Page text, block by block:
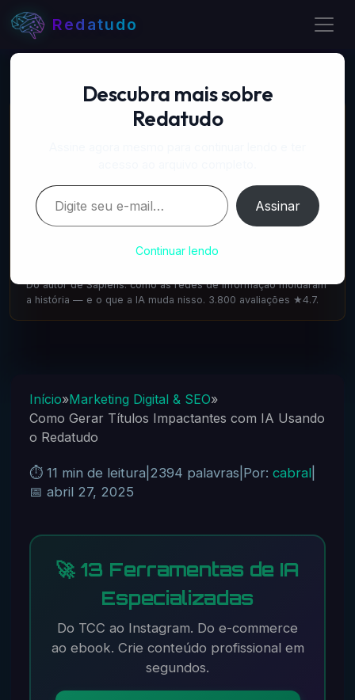
Redatudo
📚 LIVROS RECOMENDADOS
Escrito pelo cofundador do DeepMind: como a IA vai
transformar tudo. 1.100 avaliações ★4.6.
Nexus — Yuval Noah Harari
Do autor de Sapiens: como as redes de informação moldaram
a história — e o que a IA muda nisso. 3.800 avaliações ★4.7.
Início»Marketing Digital & SEO»
Como Gerar Títulos Impactantes com IA Usando
o Redatudo
⏱️ 11 min de leitura 2394 palavras Por: cabral|
📅 abril 27, 2025
🚀 13 Ferramentas de IA
Especializadas
Do TCC ao Instagram. Do e-commerce
ao ebook. Crie conteúdo profissional em
segundos.
Descubra mais sobre
Redatudo
Digite seu e-mail…
Assinar
Continuar lendo